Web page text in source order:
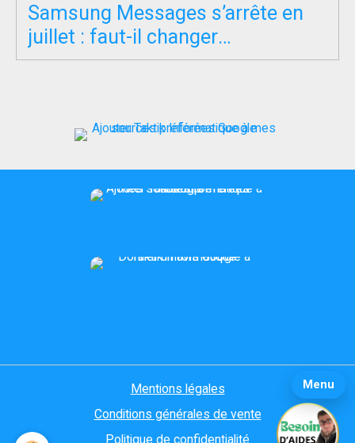
Menu
Samsung Messages s’arrête en
juillet : faut-il changer
d’application SMS ?
Mentions légales
Conditions générales de vente
Politique de confidentialité